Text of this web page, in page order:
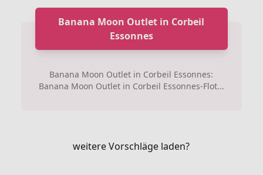
Banana Moon Outlet in Corbeil
Essonnes
Banana Moon Outlet in Corbeil Essonnes:
Banana Moon Outlet in Corbeil Essonnes-Flot...
weitere Vorschläge laden?